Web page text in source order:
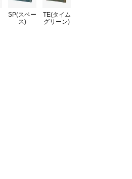
SP(スペー
ス)
TE(タイム
グリーン)